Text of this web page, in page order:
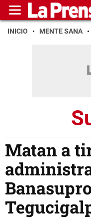
INICIO MENTE SANA
Matan a